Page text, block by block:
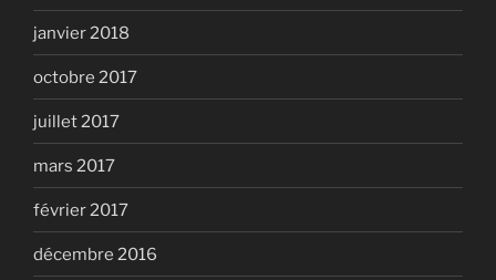
janvier 2018
octobre 2017
juillet 2017
mars 2017
février 2017
décembre 2016